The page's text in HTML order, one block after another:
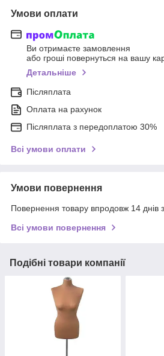
Умови оплати
Ви отримаєте замовлення
або гроші повернуться на вашу
Детальніше
Післяплата
Оплата на рахунок
Післяплата з передоплатою 30%
Всі умови оплати
Умови повернення
Повернення товару впродовж 14 днів
Всі умови повернення
Подібні товари компанії